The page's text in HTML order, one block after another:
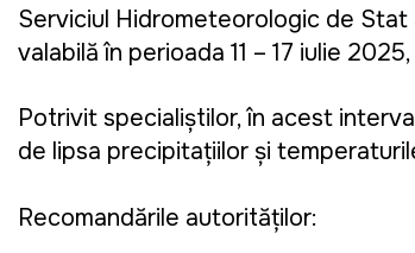
Serviciul Hidrometeorologic de
valabilă în perioada 11 – 17 iulie
Potrivit specialiștilor, în acest
de lipsa precipitațiilor și
Recomandările autorităților: